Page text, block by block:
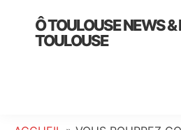
primary
Ô TOULOUSE NEWS &
TOULOUSE